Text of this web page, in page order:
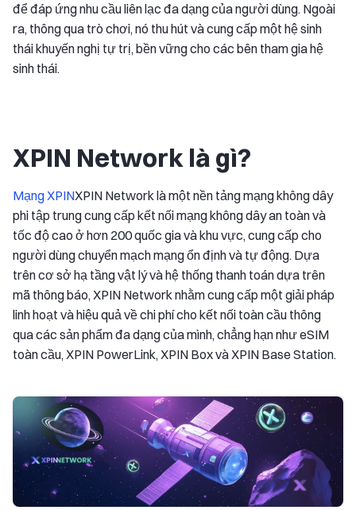
để đáp ứng nhu cầu liên lạc đa dạng của người dùng. Ngoài
ra, thông qua trò chơi, nó thu hút và cung cấp một hệ sinh
thái khuyến nghị tự trị, bền vững cho các bên tham gia hệ
sinh thái.
XPIN Network là gì?
Mạng XPINXPIN Network là một nền tảng mạng không dây
phi tập trung cung cấp kết nối mạng không dây an toàn và
tốc độ cao ở hơn 200 quốc gia và khu vực, cung cấp cho
người dùng chuyển mạch mạng ổn định và tự động. Dựa
trên cơ sở hạ tầng vật lý và hệ thống thanh toán dựa trên
mã thông báo, XPIN Network nhằm cung cấp một giải pháp
linh hoạt và hiệu quả về chi phí cho kết nối toàn cầu thông
qua các sản phẩm đa dạng của mình, chẳng hạn như eSIM
toàn cầu, XPIN PowerLink, XPIN Box và XPIN Base Station.